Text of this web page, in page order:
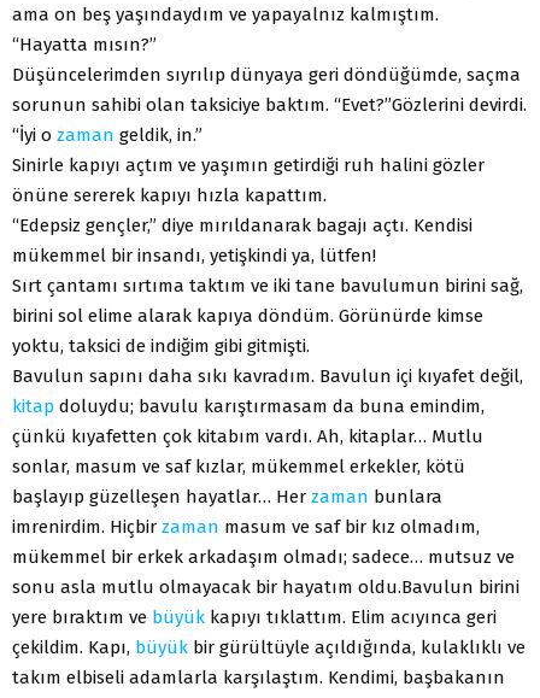
ama on beş yaşındaydım ve yapayalnız kalmıştım.
“Hayatta mısın?”
Düşüncelerimden sıyrılıp dünyaya geri döndüğümde, saçma
sorunun sahibi olan taksiciye baktım. “Evet?”Gözlerini devirdi.
“İyi o zaman geldik, in.”
Sinirle kapıyı açtım ve yaşımın getirdiği ruh halini gözler
önüne sererek kapıyı hızla kapattım.
“Edepsiz gençler,” diye mırıldanarak bagajı açtı. Kendisi
mükemmel bir insandı, yetişkindi ya, lütfen!
Sırt çantamı sırtıma taktım ve iki tane bavulumun birini sağ,
birini sol elime alarak kapıya döndüm. Görünürde kimse
yoktu, taksici de indiğim gibi gitmişti.
Bavulun sapını daha sıkı kavradım. Bavulun içi kıyafet değil,
kitap doluydu; bavulu karıştırmasam da buna emindim,
çünkü kıyafetten çok kitabım vardı. Ah, kitaplar… Mutlu
sonlar, masum ve saf kızlar, mükemmel erkekler, kötü
başlayıp güzelleşen hayatlar… Her zaman bunlara
imrenirdim. Hiçbir zaman masum ve saf bir kız olmadım,
mükemmel bir erkek arkadaşım olmadı; sadece… mutsuz ve
sonu asla mutlu olmayacak bir hayatım oldu.Bavulun birini
yere bıraktım ve büyük kapıyı tıklattım. Elim acıyınca geri
çekildim. Kapı, büyük bir gürültüyle açıldığında, kulaklıklı ve
takım elbiseli adamlarla karşılaştım. Kendimi, başbakanın